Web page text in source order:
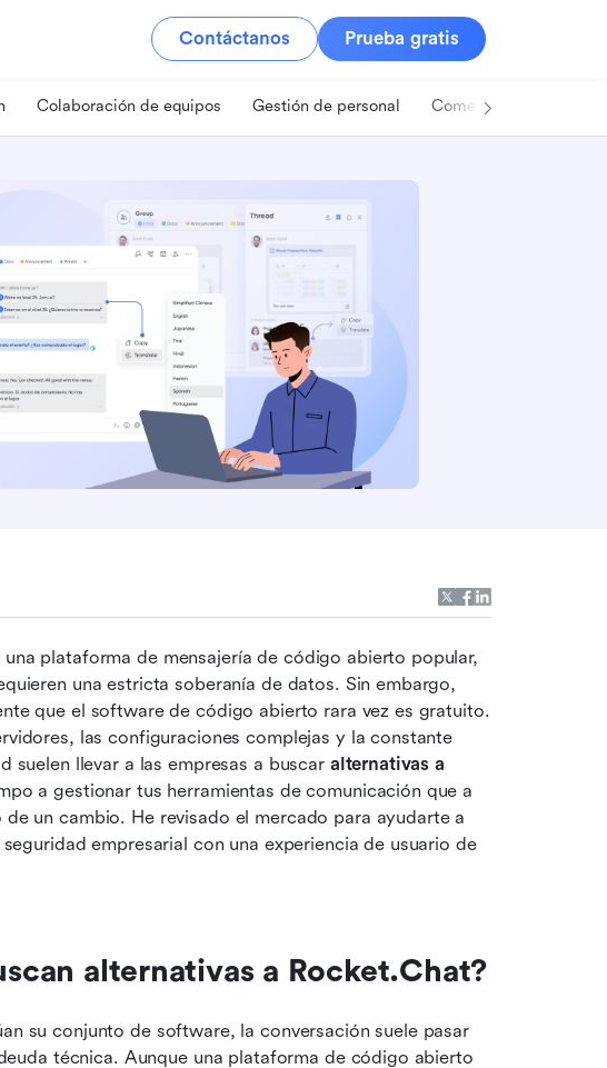
Contáctanos Prueba gratis
Colaboración de equipos Gestión de personal Comercio minorista
plataforma de mensajería de código abierto popular,
una estricta soberanía de datos. Sin embargo,
que el software de código abierto rara vez es gratuito.
las configuraciones complejas y la constante
suelen llevar a las empresas a buscar alternativas a
a gestionar tus herramientas de comunicación que a
un cambio. He revisado el mercado para ayudarte a
empresarial con una experiencia de usuario de
alternativas a Rocket.Chat?
su conjunto de software, la conversación suele pasar
técnica. Aunque una plataforma de código abierto